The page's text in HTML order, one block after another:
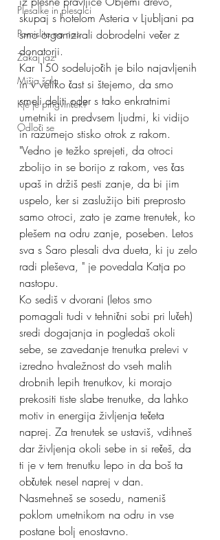
Plesalke in plesalci
Pomislite na nas
Zakaj jaz
Mišja šola
Kje je pingvinček?
Odloči se
skupaj s hotelom Asteria v Ljubljani pa
smo organizirali dobrodelni večer z
donatorji.
Kar 150 sodelujočih je bilo najavljenih
in v veliko čast si štejemo, da smo
smeli deliti oder s tako enkratnimi
umetniki in predvsem ljudmi, ki vidijo
in razumejo stisko otrok z rakom.
"Vedno je težko sprejeti, da otroci
zbolijo in se borijo z rakom, ves čas
upaš in držiš pesti zanje, da bi jim
uspelo, ker si zaslužijo biti preprosto
samo otroci, zato je zame trenutek, ko
plešem na odru zanje, poseben. Letos
sva s Saro plesali dva dueta, ki ju zelo
radi pleševa, " je povedala Katja po
nastopu.
Ko sediš v dvorani (letos smo
pomagali tudi v tehnični sobi pri lučeh)
sredi dogajanja in pogledaš okoli
sebe, se zavedanje trenutka prelevi v
izredno hvaležnost do vseh malih
drobnih lepih trenutkov, ki morajo
prekositi tiste slabe trenutke, da lahko
motiv in energija življenja tečeta
naprej. Za trenutek se ustaviš, vdihneš
dar življenja okoli sebe in si rečeš, da
ti je v tem trenutku lepo in da boš ta
občutek nesel naprej v dan.
Nasmehneš se sosedu, nameniš
poklom umetnikom na odru in vse
postane bolj enostavno.